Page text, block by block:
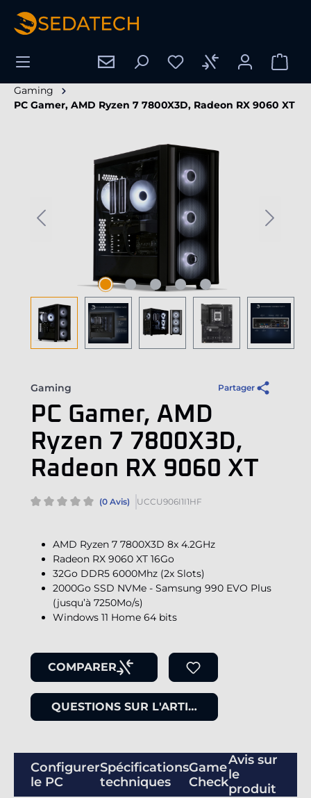
principal
Gaming
PC Gamer, AMD Ryzen 7 7800X3D, Radeon RX 9060 XT
Ignorer la galerie d'images
Gaming Partager
PC Gamer, AMD
Ryzen 7 7800X3D,
Radeon RX 9060 XT
(0 Avis) UCCU906I1I1HF
AMD Ryzen 7 7800X3D 8x 4.2GHz
Radeon RX 9060 XT 16Go
32Go DDR5 6000Mhz (2x Slots)
2000Go SSD NVMe - Samsung 990 EVO Plus
(jusqu’à 7250Mo/s)
Windows 11 Home 64 bits
COMPARER
QUESTIONS SUR L'ARTICLE
Configurer
le PC
Spécifications
techniques
Game
Check
Avis sur
le
produit